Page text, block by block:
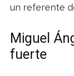
un referente
Miguel
fuerte